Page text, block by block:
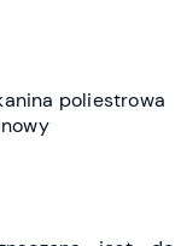
poliestrowa